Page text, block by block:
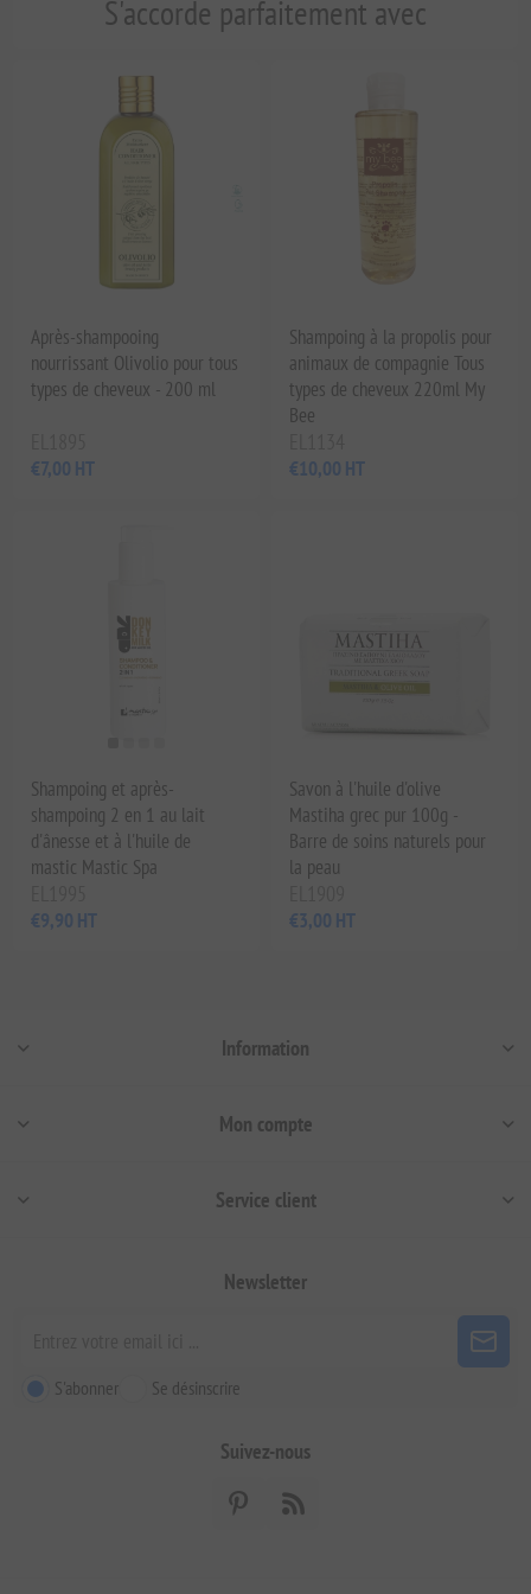
S'accorde parfaitement avec
Après-shampooing
nourrissant Olivolio pour tous
types de cheveux - 200 ml
€7,00 HT
Shampoing à la propolis pour
animaux de compagnie Tous
types de cheveux 220ml My
Bee
€10,00 HT
Shampoing et après-
shampoing 2 en 1 au lait
d'ânesse et à l'huile de
mastic Mastic Spa
€9,90 HT
Savon à l'huile d'olive
Mastiha grec pur 100g -
Barre de soins naturels pour
la peau
€3,00 HT
Information
Mon compte
Service client
Newsletter
S'abonner Se désinscrire
Suivez-nous